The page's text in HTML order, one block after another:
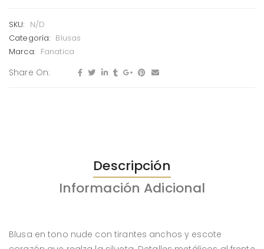
SKU: N/D
Categoría: Blusas
Marca: Fanatica
Share On:
Descripción
Información Adicional
Blusa en tono nude con tirantes anchos y escote